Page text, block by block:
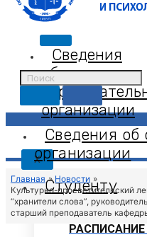
Сведения
об
организации
X
Сведения об
организации
Студенту
Главная
Новости
Культурно-просветительский
“хранители слова”,
старший преподаватель